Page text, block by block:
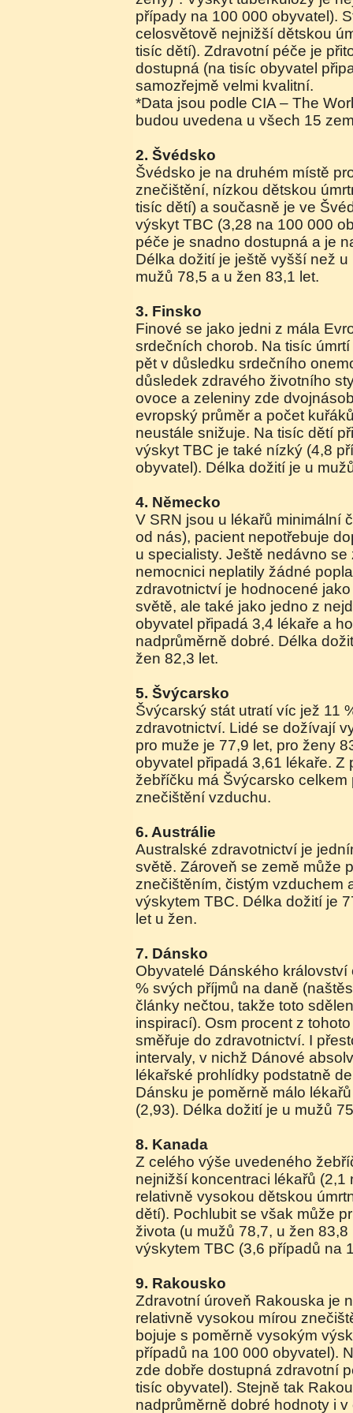
případy na 100 000 obyvatel).
celosvětově nejnižší dětskou
tisíc dětí). Zdravotní péče je
dostupná (na tisíc obyvatel
samozřejmě velmi kvalitní.
*Data jsou podle CIA – The
budou uvedena u všech 15
2. Švédsko
Švédsko je na druhém místě
znečištění, nízkou dětskou
tisíc dětí) a současně je ve
výskyt TBC (3,28 na 100 000
péče je snadno dostupná a je
Délka dožití je ještě vyšší než
mužů 78,5 a u žen 83,1 let.
3. Finsko
Finové se jako jedni z mála
srdečních chorob. Na tisíc
pět v důsledku srdečního
důsledek zdravého životního
ovoce a zeleniny zde
evropský průměr a počet
neustále snižuje. Na tisíc dětí
výskyt TBC je také nízký (4,8
obyvatel). Délka dožití je u
4. Německo
V SRN jsou u lékařů minimální
od nás), pacient nepotřebuje
u specialisty. Ještě nedávno
nemocnici neplatily žádné
zdravotnictví je hodnocené
světě, ale také jako jedno z
obyvatel připadá 3,4 lékaře a
nadprůměrně dobré. Délka
žen 82,3 let.
5. Švýcarsko
Švýcarský stát utratí víc jež 11
zdravotnictví. Lidé se dožívají
pro muže je 77,9 let, pro ženy
obyvatel připadá 3,61 lékaře. Z
žebříčku má Švýcarsko
znečištění vzduchu.
6. Austrálie
Australské zdravotnictví je
světě. Zároveň se země může
znečištěním, čistým vzduchem
výskytem TBC. Délka dožití je
let u žen.
7. Dánsko
Obyvatelé Dánského
% svých příjmů na daně
články nečtou, takže toto
inspirací). Osm procent z
směřuje do zdravotnictví. I
intervaly, v nichž Dánové
lékařské prohlídky podstatně
Dánsku je poměrně málo
(2,93). Délka dožití je u mužů
8. Kanada
Z celého výše uvedeného
nejnižší koncentraci lékařů (2,1
relativně vysokou dětskou
dětí). Pochlubit se však může
života (u mužů 78,7, u žen
výskytem TBC (3,6 případů na
9. Rakousko
Zdravotní úroveň Rakouska je
relativně vysokou mírou
bojuje s poměrně vysokým
případů na 100 000 obyvatel).
zde dobře dostupná zdravotní
tisíc obyvatel). Stejně tak
nadprůměrně dobré hodnoty i